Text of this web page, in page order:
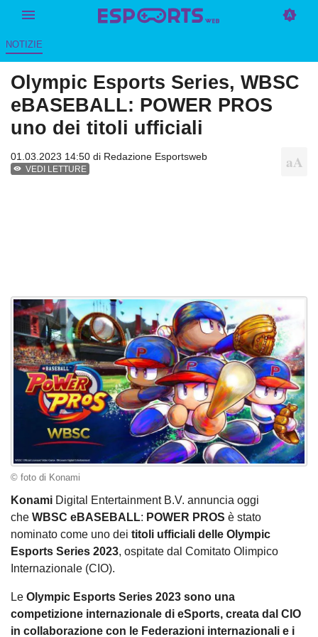
NOTIZIE
Olympic Esports Series, WBSC
eBASEBALL: POWER PROS
uno dei titoli ufficiali
01.03.2023 14:50 di Redazione Esportsweb
VEDI LETTURE
© foto di Konami
Konami Digital Entertainment B.V. annuncia oggi
che WBSC eBASEBALL: POWER PROS è stato
nominato come uno dei titoli ufficiali delle Olympic
Esports Series 2023, ospitate dal Comitato Olimpico
Internazionale (CIO).
Le Olympic Esports Series 2023 sono una
competizione internazionale di eSports, creata dal CIO
in collaborazione con le Federazioni internazionali e i